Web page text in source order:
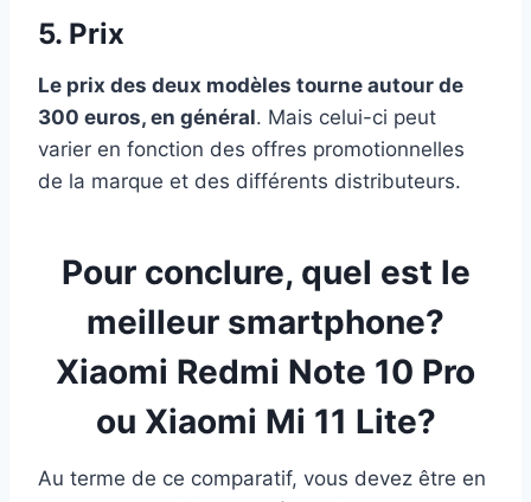
5. Prix
Le prix des deux modèles tourne autour de
300 euros, en général. Mais celui-ci peut
varier en fonction des offres promotionnelles
de la marque et des différents distributeurs.
Pour conclure, quel est le
meilleur smartphone?
Xiaomi Redmi Note 10 Pro
ou Xiaomi Mi 11 Lite?
Au terme de ce comparatif, vous devez être en